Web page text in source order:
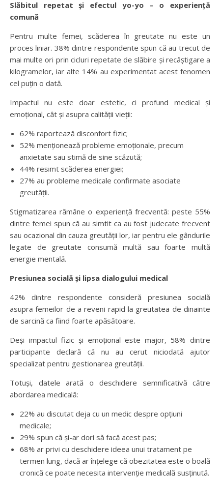
Slăbitul repetat și efectul yo-yo – o experiență
comună
Pentru multe femei, scăderea în greutate nu este un
proces liniar. 38% dintre respondente spun că au trecut de
mai multe ori prin cicluri repetate de slăbire și recâștigare a
kilogramelor, iar alte 14% au experimentat acest fenomen
cel puțin o dată.
Impactul nu este doar estetic, ci profund medical și
emoțional, cât și asupra calității vieții:
62% raportează disconfort fizic;
52% menționează probleme emoționale, precum
anxietate sau stimă de sine scăzută;
44% resimt scăderea energiei;
27% au probleme medicale confirmate asociate
greutății.
Stigmatizarea rămâne o experiență frecventă: peste 55%
dintre femei spun că au simtit ca au fost judecate frecvent
sau ocazional din cauza greutății lor, iar pentru ele gândurile
legate de greutate consumă multă sau foarte multă
energie mentală.
Presiunea socială și lipsa dialogului medical
42% dintre respondente consideră presiunea socială
asupra femeilor de a reveni rapid la greutatea de dinainte
de sarcină ca fiind foarte apăsătoare.
Deși impactul fizic și emoțional este major, 58% dintre
participante declară că nu au cerut niciodată ajutor
specializat pentru gestionarea greutății.
Totuși, datele arată o deschidere semnificativă către
abordarea medicală:
22% au discutat deja cu un medic despre opțiuni
medicale;
29% spun că și-ar dori să facă acest pas;
68% ar privi cu deschidere ideea unui tratament pe
termen lung, dacă ar înțelege că obezitatea este o boală
cronică ce poate necesita intervenție medicală susținută.